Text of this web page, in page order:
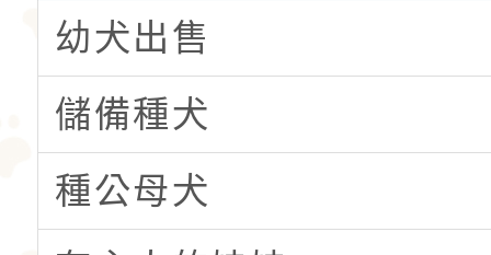
幼犬出售
儲備種犬
種公母犬